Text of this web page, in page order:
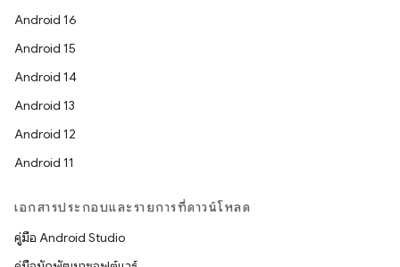
Android 16
Android 15
Android 14
Android 13
Android 12
Android 11
เอกสารประกอบและรายการที่ดาวน์โหลด
คู่มือ Android Studio